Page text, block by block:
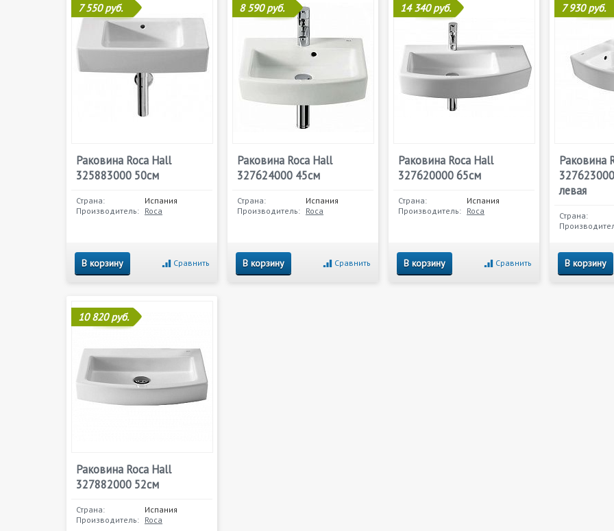
7 550 руб.
Раковина Roca Hall
325883000 50см
Страна:
Испания
Производитель: Roca
В корзину Сравнить
8 590 руб.
Раковина Roca Hall
327624000 45см
Страна:
Испания
Производитель: Roca
В корзину Сравнить
14 340 руб.
Раковина Roca Hall
327620000 65см
Страна:
Испания
Производитель: Roca
В корзину Сравнить
7 930 руб.
Раковина
левая
Страна:
В корзину
10 820 руб.
Раковина Roca Hall
327882000 52см
Страна:
Испания
Производитель: Roca